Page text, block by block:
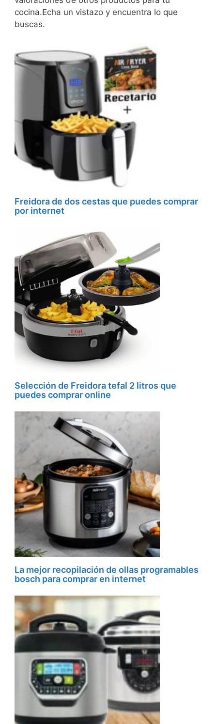
cocina.Echa un vistazo y encuentra lo que
buscas.
Freidora de dos cestas que puedes comprar
por internet
Selección de Freidora tefal 2 litros que
puedes comprar online
La mejor recopilación de ollas programables
bosch para comprar en internet